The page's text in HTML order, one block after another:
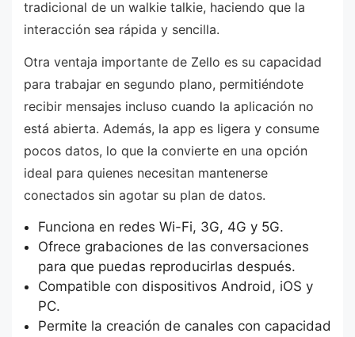
tradicional de un walkie talkie, haciendo que la
interacción sea rápida y sencilla.
Otra ventaja importante de Zello es su capacidad
para trabajar en segundo plano, permitiéndote
recibir mensajes incluso cuando la aplicación no
está abierta. Además, la app es ligera y consume
pocos datos, lo que la convierte en una opción
ideal para quienes necesitan mantenerse
conectados sin agotar su plan de datos.
Funciona en redes Wi-Fi, 3G, 4G y 5G.
Ofrece grabaciones de las conversaciones
para que puedas reproducirlas después.
Compatible con dispositivos Android, iOS y
PC.
Permite la creación de canales con capacidad